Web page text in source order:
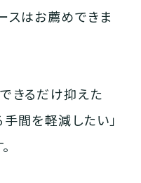
スはお薦めできま
きるだけ抑えた
手間を軽減したい」